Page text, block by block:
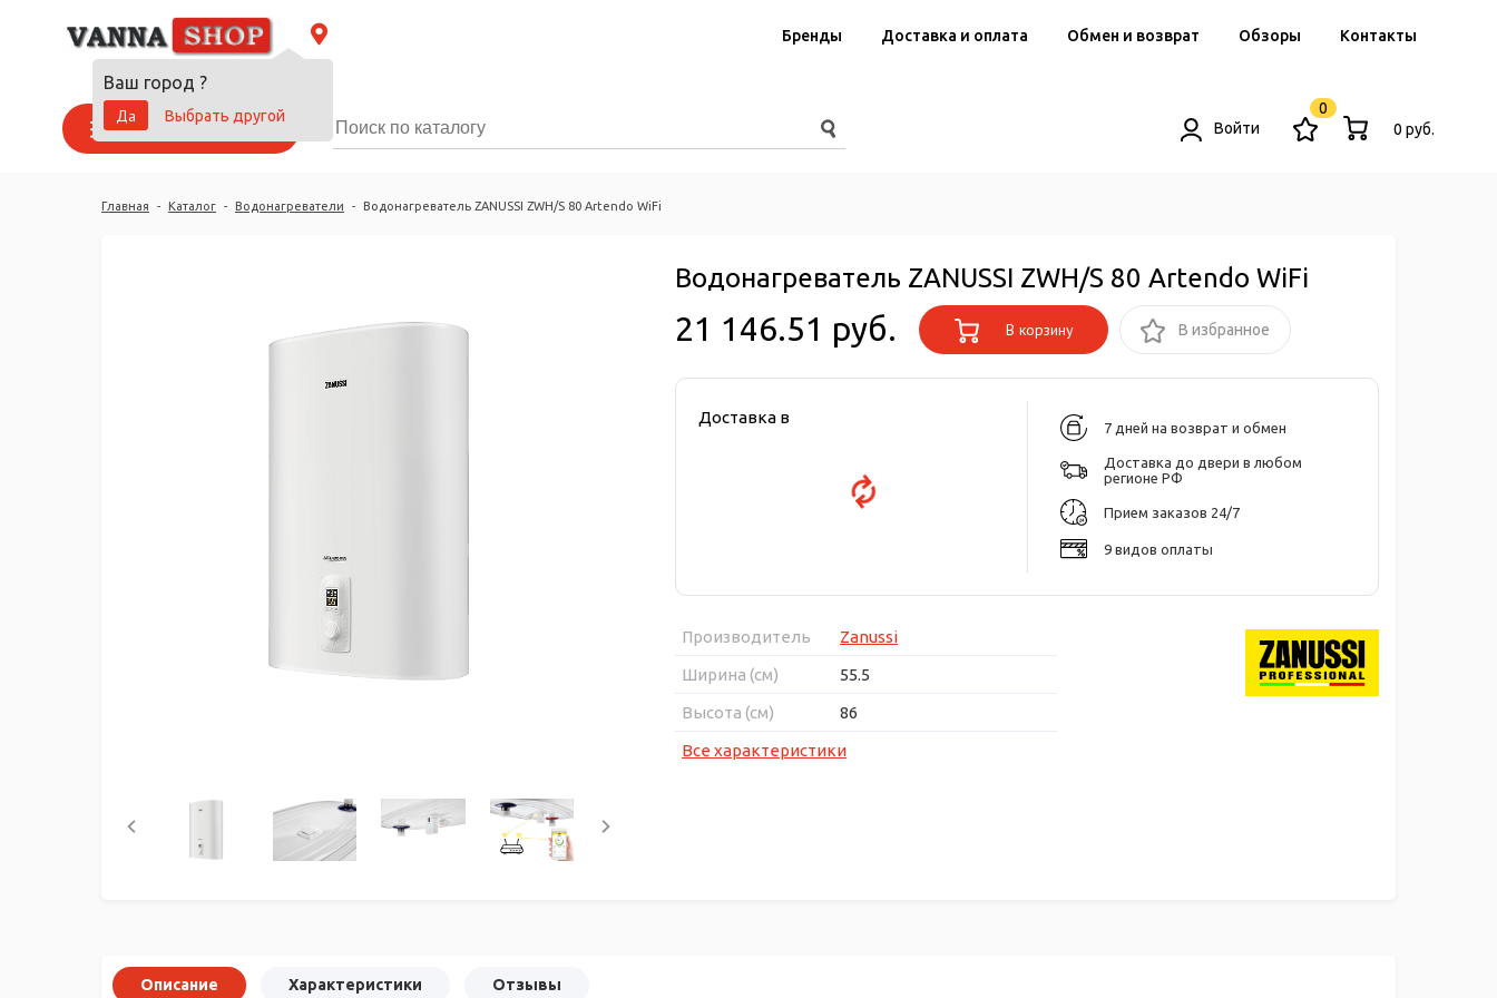
Ваш город ?
Да
Выбрать другой
Бренды Доставка и оплата Обмен и возврат Обзоры Контакты
Каталог товаров Войти
0
0 руб.
Главная - Каталог - Водонагреватели - Водонагреватель ZANUSSI ZWH/S 80 Artendo WiFi
Водонагреватель ZANUSSI ZWH/S 80 Artendo WiFi
21 146.51 руб. В корзину В избранное
Доставка в
7 дней на возврат и обмен
Доставка до двери в любом
регионе РФ
Прием заказов 24/7
9 видов оплаты
Производитель
Zanussi
Ширина (см)
55.5
Высота (см)
86
Все характеристики
Описание Характеристики Отзывы